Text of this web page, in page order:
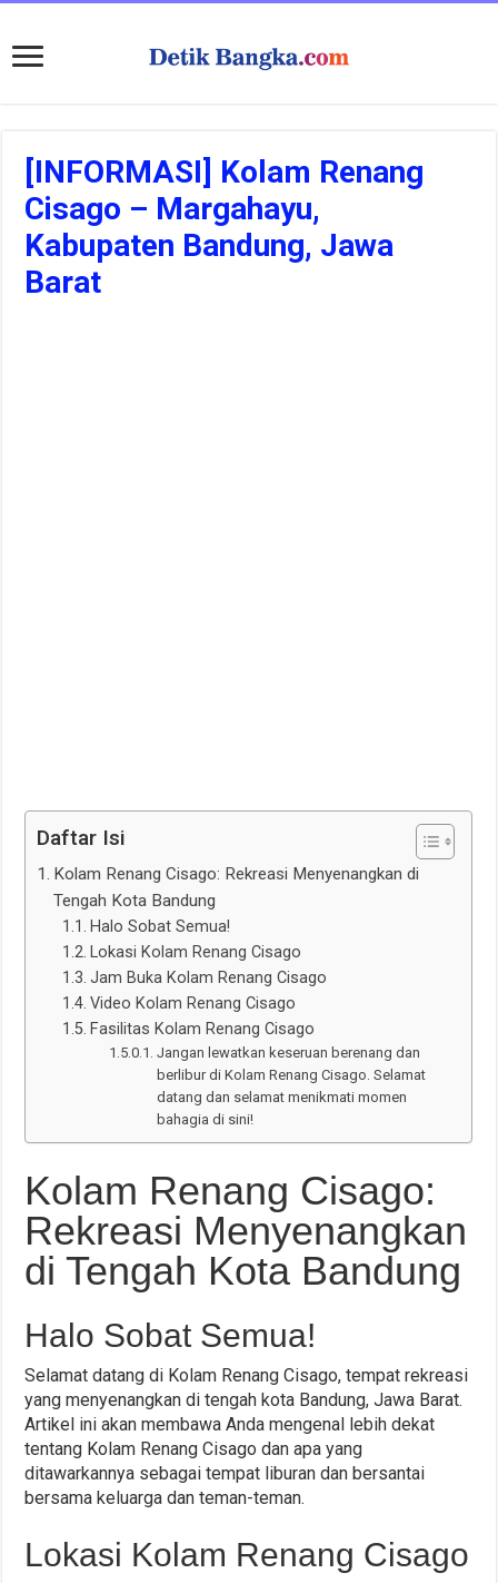
[INFORMASI] Kolam Renang
Cisago – Margahayu,
Kabupaten Bandung, Jawa
Barat
Daftar Isi
Kolam Renang Cisago: Rekreasi Menyenangkan di
Tengah Kota Bandung
Halo Sobat Semua!
Lokasi Kolam Renang Cisago
Jam Buka Kolam Renang Cisago
Video Kolam Renang Cisago
Fasilitas Kolam Renang Cisago
Jangan lewatkan keseruan berenang dan
berlibur di Kolam Renang Cisago. Selamat
datang dan selamat menikmati momen
bahagia di sini!
Kolam Renang Cisago:
Rekreasi Menyenangkan
di Tengah Kota Bandung
Halo Sobat Semua!
Selamat datang di Kolam Renang Cisago, tempat rekreasi
yang menyenangkan di tengah kota Bandung, Jawa Barat.
Artikel ini akan membawa Anda mengenal lebih dekat
tentang Kolam Renang Cisago dan apa yang
ditawarkannya sebagai tempat liburan dan bersantai
bersama keluarga dan teman-teman.
Lokasi Kolam Renang Cisago